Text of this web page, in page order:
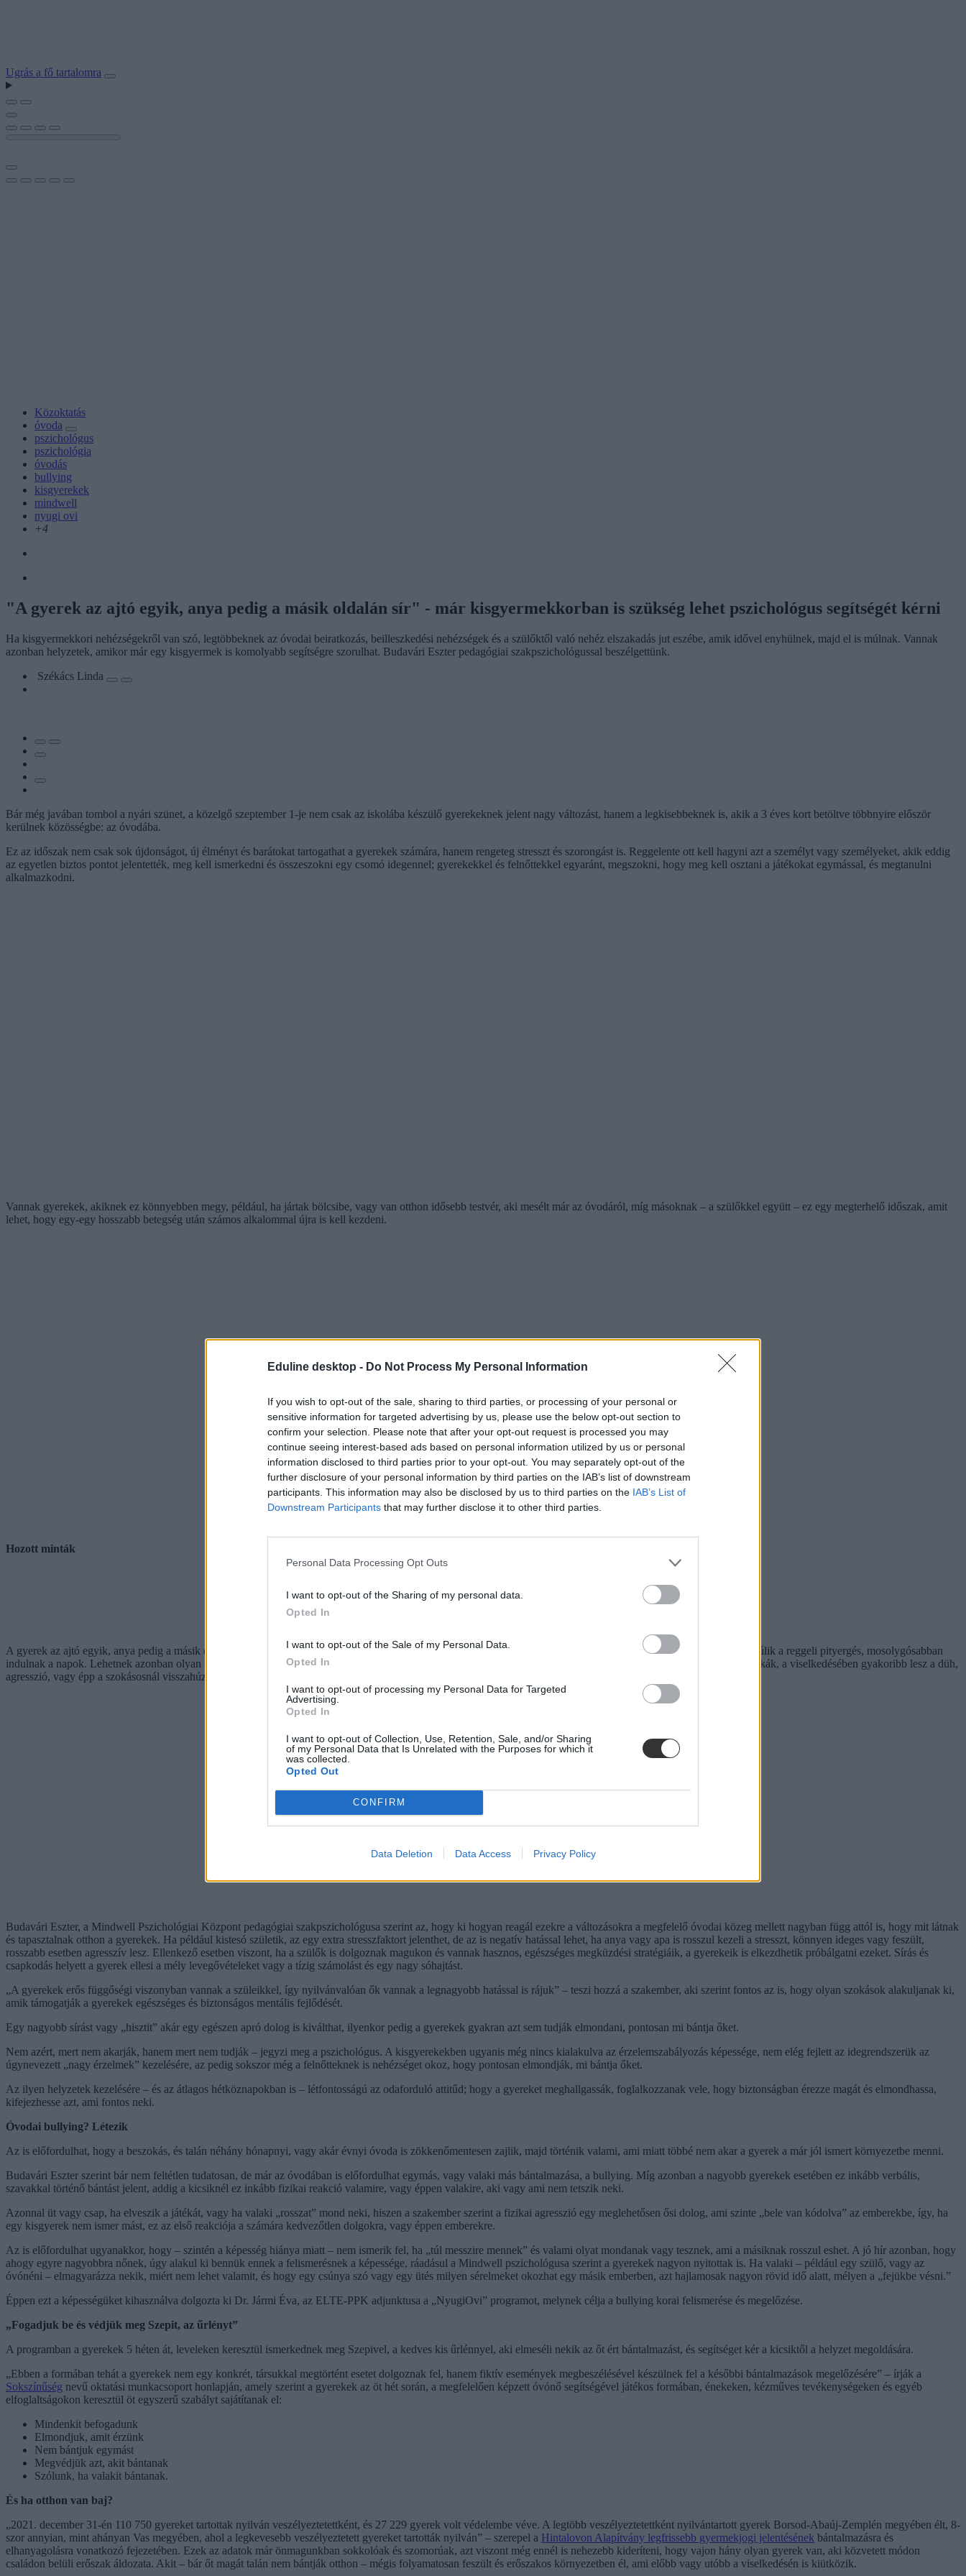
Eduline desktop - Do Not Process My Personal Information
If you wish to opt-out of the sale, sharing to third parties, or processing of your personal or
sensitive information for targeted advertising by us, please use the below opt-out section to
confirm your selection. Please note that after your opt-out request is processed you may
continue seeing interest-based ads based on personal information utilized by us or personal
information disclosed to third parties prior to your opt-out. You may separately opt-out of the
further disclosure of your personal information by third parties on the IAB’s list of downstream
participants. This information may also be disclosed by us to third parties on the IAB’s List of
Downstream Participants that may further disclose it to other third parties.
Personal Data Processing Opt Outs
I want to opt-out of the Sharing of my personal data.
Opted In
I want to opt-out of the Sale of my Personal Data.
Opted In
I want to opt-out of processing my Personal Data for Targeted
Advertising.
Opted In
I want to opt-out of Collection, Use, Retention, Sale, and/or Sharing
of my Personal Data that Is Unrelated with the Purposes for which it
was collected.
Opted Out
CONFIRM
Data Deletion Data Access Privacy Policy
Ugrás a fő tartalomra
Közoktatás
óvoda
pszichológus
pszichológia
óvodás
bullying
kisgyerekek
mindwell
nyugi ovi
+4
"A gyerek az ajtó egyik, anya pedig a másik oldalán sír" - már kisgyermekkorban is szükség lehet pszichológus segítségét kérni
Ha kisgyermekkori nehézségekről van szó, legtöbbeknek az óvodai beiratkozás, beilleszkedési nehézségek és a szülőktől való nehéz elszakadás jut eszébe, amik idővel enyhülnek, majd el is múlnak. Vannak
azonban helyzetek, amikor már egy kisgyermek is komolyabb segítségre szorulhat. Budavári Eszter pedagógiai szakpszichológussal beszélgettünk.
Székács Linda
Bár még javában tombol a nyári szünet, a közelgő szeptember 1-je nem csak az iskolába készülő gyerekeknek jelent nagy változást, hanem a legkisebbeknek is, akik a 3 éves kort betöltve többnyire először
kerülnek közösségbe: az óvodába.
Ez az időszak nem csak sok újdonságot, új élményt és barátokat tartogathat a gyerekek számára, hanem rengeteg stresszt és szorongást is. Reggelente ott kell hagyni azt a személyt vagy személyeket, akik eddig
az egyetlen biztos pontot jelentették, meg kell ismerkedni és összeszokni egy csomó idegennel; gyerekekkel és felnőttekkel egyaránt, megszokni, hogy meg kell osztani a játékokat egymással, és megtanulni
alkalmazkodni.
Vannak gyerekek, akiknek ez könnyebben megy, például, ha jártak bölcsibe, vagy van otthon idősebb testvér, aki mesélt már az óvodáról, míg másoknak – a szülőkkel együtt – ez egy megterhelő időszak, amit
lehet, hogy egy-egy hosszabb betegség után számos alkalommal újra is kell kezdeni.
Hozott minták
A gyerek az ajtó egyik, anya pedig a másik oldalán sír – szokták mondani. A legtöbb esetben viszont ahogy telnek a hetek, úgy lesz egyre könnyebb az elengedés, elmúlik a reggeli pityergés, mosolygósabban
indulnak a napok. Lehetnek azonban olyan helyzetek, amikor ez nem megy ilyen könnyen, amikor még hetek múlva is sírással indulnak a napok, nyugtalanok az éjszakák, a viselkedésében gyakoribb lesz a düh,
agresszió, vagy épp a szokásosnál visszahúzódóbbá válik, netalán a korábban szobatiszta gyerek újra bepisil.
Budavári Eszter, a Mindwell Pszichológiai Központ pedagógiai szakpszichológusa szerint az, hogy ki hogyan reagál ezekre a változásokra a megfelelő óvodai közeg mellett nagyban függ attól is, hogy mit látnak
és tapasztalnak otthon a gyerekek. Ha például kistesó születik, az egy extra stresszfaktort jelenthet, de az is negatív hatással lehet, ha anya vagy apa is rosszul kezeli a stresszt, könnyen ideges vagy feszült,
rosszabb esetben agresszív lesz. Ellenkező esetben viszont, ha a szülők is dolgoznak magukon és vannak hasznos, egészséges megküzdési stratégiáik, a gyerekeik is elkezdhetik próbálgatni ezeket. Sírás és
csapkodás helyett a gyerek ellesi a mély levegővételeket vagy a tízig számolást és egy nagy sóhajtást.
„A gyerekek erős függőségi viszonyban vannak a szüleikkel, így nyilvánvalóan ők vannak a legnagyobb hatással is rájuk” – teszi hozzá a szakember, aki szerint fontos az is, hogy olyan szokások alakuljanak ki,
amik támogatják a gyerekek egészséges és biztonságos mentális fejlődését.
Egy nagyobb sírást vagy „hisztit” akár egy egészen apró dolog is kiválthat, ilyenkor pedig a gyerekek gyakran azt sem tudják elmondani, pontosan mi bántja őket.
Nem azért, mert nem akarják, hanem mert nem tudják – jegyzi meg a pszichológus. A kisgyerekekben ugyanis még nincs kialakulva az érzelemszabályozás képessége, nem elég fejlett az idegrendszerük az
úgynevezett „nagy érzelmek” kezelésére, az pedig sokszor még a felnőtteknek is nehézséget okoz, hogy pontosan elmondják, mi bántja őket.
Az ilyen helyzetek kezelésére – és az átlagos hétköznapokban is – létfontosságú az odaforduló attitűd; hogy a gyereket meghallgassák, foglalkozzanak vele, hogy biztonságban érezze magát és elmondhassa,
kifejezhesse azt, ami fontos neki.
Óvodai bullying? Létezik
Az is előfordulhat, hogy a beszokás, és talán néhány hónapnyi, vagy akár évnyi óvoda is zökkenőmentesen zajlik, majd történik valami, ami miatt többé nem akar a gyerek a már jól ismert környezetbe menni.
Budavári Eszter szerint bár nem feltétlen tudatosan, de már az óvodában is előfordulhat egymás, vagy valaki más bántalmazása, a bullying. Míg azonban a nagyobb gyerekek esetében ez inkább verbális,
szavakkal történő bántást jelent, addig a kicsiknél ez inkább fizikai reakció valamire, vagy éppen valakire, aki vagy ami nem tetszik neki.
Azonnal üt vagy csap, ha elveszik a játékát, vagy ha valaki „rosszat” mond neki, hiszen a szakember szerint a fizikai agresszió egy meglehetősen ősi dolog, ami szinte „bele van kódolva” az emberekbe, így, ha
egy kisgyerek nem ismer mást, ez az első reakciója a számára kedvezőtlen dolgokra, vagy éppen emberekre.
Az is előfordulhat ugyanakkor, hogy – szintén a képesség hiánya miatt – nem ismerik fel, ha „túl messzire mennek” és valami olyat mondanak vagy tesznek, ami a másiknak rosszul eshet. A jó hír azonban, hogy
ahogy egyre nagyobbra nőnek, úgy alakul ki bennük ennek a felismerésnek a képessége, ráadásul a Mindwell pszichológusa szerint a gyerekek nagyon nyitottak is. Ha valaki – például egy szülő, vagy az
óvónéni – elmagyarázza nekik, miért nem lehet valamit, és hogy egy csúnya szó vagy egy ütés milyen sérelmeket okozhat egy másik emberben, azt hajlamosak nagyon rövid idő alatt, mélyen a „fejükbe vésni.”
Éppen ezt a képességüket kihasználva dolgozta ki Dr. Jármi Éva, az ELTE-PPK adjunktusa a „NyugiOvi” programot, melynek célja a bullying korai felismerése és megelőzése.
„Fogadjuk be és védjük meg Szepit, az űrlényt”
A programban a gyerekek 5 héten át, leveleken keresztül ismerkednek meg Szepivel, a kedves kis űrlénnyel, aki elmeséli nekik az őt ért bántalmazást, és segítséget kér a kicsiktől a helyzet megoldására.
„Ebben a formában tehát a gyerekek nem egy konkrét, társukkal megtörtént esetet dolgoznak fel, hanem fiktív események megbeszélésével készülnek fel a későbbi bántalmazások megelőzésére” – írják a
Sokszínűség nevű oktatási munkacsoport honlapján, amely szerint a gyerekek az öt hét során, a megfelelően képzett óvónő segítségével játékos formában, énekeken, kézműves tevékenységeken és egyéb
elfoglaltságokon keresztül öt egyszerű szabályt sajátítanak el:
Mindenkit befogadunk
Elmondjuk, amit érzünk
Nem bántjuk egymást
Megvédjük azt, akit bántanak
Szólunk, ha valakit bántanak.
És ha otthon van baj?
„2021. december 31-én 110 750 gyereket tartottak nyilván veszélyeztetettként, és 27 229 gyerek volt védelembe véve. A legtöbb veszélyeztetettként nyilvántartott gyerek Borsod-Abaúj-Zemplén megyében élt, 8-
szor annyian, mint ahányan Vas megyében, ahol a legkevesebb veszélyeztetett gyereket tartották nyilván” – szerepel a Hintalovon Alapítvány legfrissebb gyermekjogi jelentésének bántalmazásra és
elhanyagolásra vonatkozó fejezetében. Ezek az adatok már önmagunkban sokkolóak és szomorúak, azt viszont még ennél is nehezebb kideríteni, hogy vajon hány olyan gyerek van, aki közvetett módon
családon belüli erőszak áldozata. Akit – bár őt magát talán nem bántják otthon – mégis folyamatosan feszült és erőszakos környezetben él, ami előbb vagy utóbb a viselkedésén is kiütközik.